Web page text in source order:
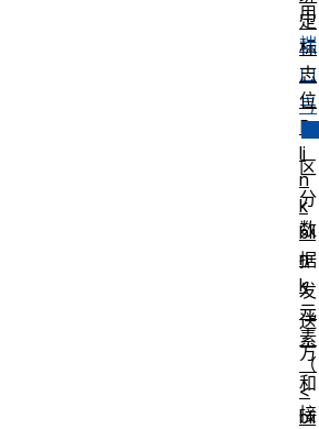
用
端
口
号
区
分
数
据
发
送
方
和
接
定
标
志
位
B
li
n
k
bli
n
k
元
素
（
<
bli